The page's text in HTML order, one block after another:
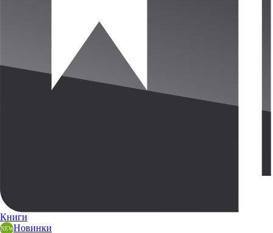
Книги
Новинки